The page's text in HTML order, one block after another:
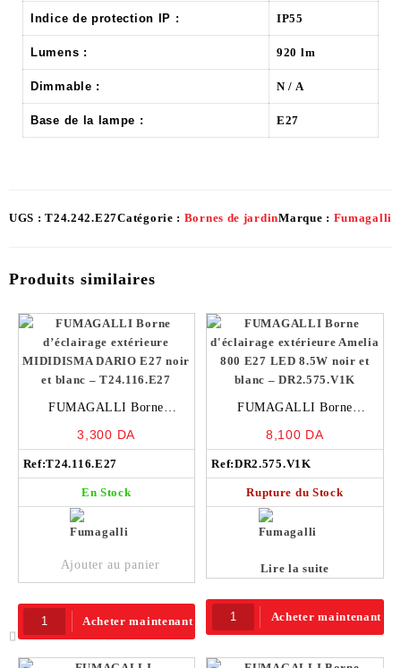
Indice de protection IP : IP55
Lumens : 920 lm
Dimmable : N / A
Base de la lampe : E27
UGS :T24.242.E27Catégorie : Bornes de jardinMarque : Fumagalli
Produits similaires
FUMAGALLI Borne
MIDIDISMA DARIO E27 noir
et blanc – T24.116.E27
3,300 DA
Ref:T24.116.E27
En Stock
Ajouter au panier
Acheter maintenant
FUMAGALLI Borne
800 E27 LED 8.5W noir et
blanc – DR2.575.V1K
8,100 DA
Ref:DR2.575.V1K
Rupture du Stock
Lire la suite
Acheter maintenant